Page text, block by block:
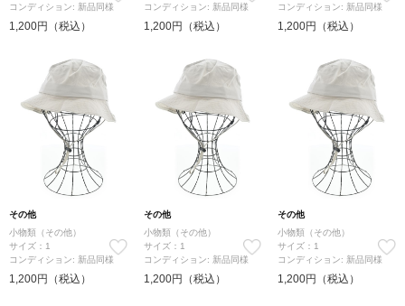
コンディション: 新品同様
1,200円（税込）
コンディション: 新品同様
1,200円（税込）
コンディション: 新品同様
1,200円（税込）
その他
小物類（その他）
サイズ：1
コンディション: 新品同様
1,200円（税込）
その他
小物類（その他）
サイズ：1
コンディション: 新品同様
1,200円（税込）
その他
小物類（その他）
サイズ：1
コンディション: 新品同様
1,200円（税込）